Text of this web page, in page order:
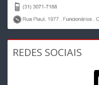
REDES SOCIAIS